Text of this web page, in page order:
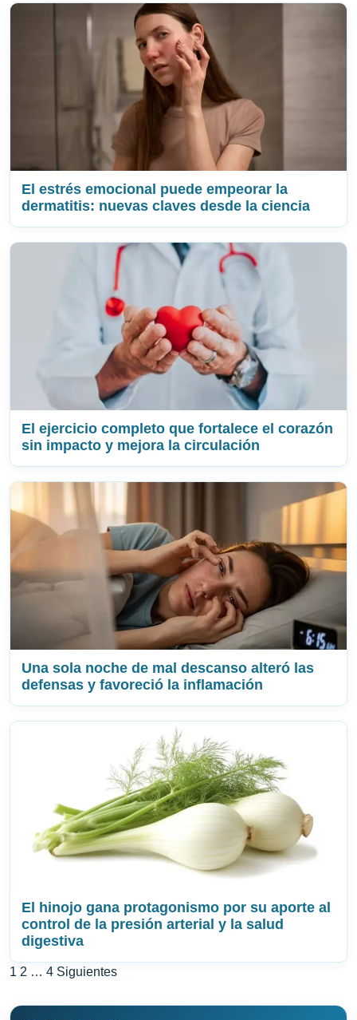
El estrés emocional puede empeorar la
dermatitis: nuevas claves desde la ciencia
El ejercicio completo que fortalece el corazón
sin impacto y mejora la circulación
Una sola noche de mal descanso alteró las
defensas y favoreció la inflamación
El hinojo gana protagonismo por su aporte al
control de la presión arterial y la salud
digestiva
Paginación
de
1 2 … 4 Siguientes